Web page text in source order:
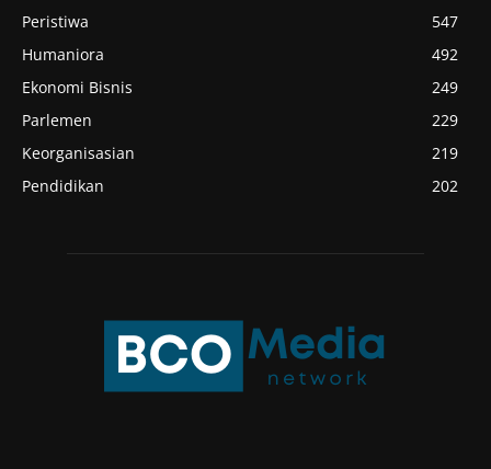
Peristiwa
547
Humaniora
492
Ekonomi Bisnis
249
Parlemen
229
Keorganisasian
219
Pendidikan
202